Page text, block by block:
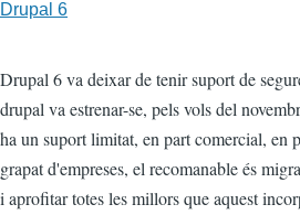
Drupal 6
Drupal 6 va deixar de tenir suport de
drupal va estrenar-se, pels vols del
ha un suport limitat, en part comercial, en
grapat d'empreses, el recomanable és
i aprofitar totes les millors que aquest